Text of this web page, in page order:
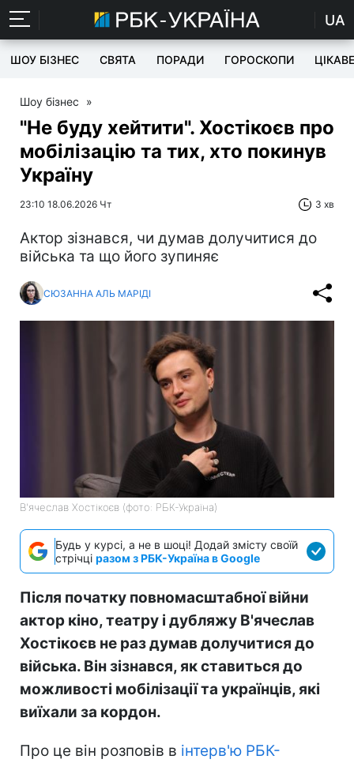
UA
ШОУ БІЗНЕС СВЯТА ПОРАДИ ГОРОСКОПИ ЦІКАВЕ
Шоу бізнес »
"Не буду хейтити". Хостікоєв про
мобілізацію та тих, хто покинув
Україну
23:10 18.06.2026 Чт 3 хв
Актор зізнався, чи думав долучитися до
війська та що його зупиняє
СЮЗАННА АЛЬ МАРІДІ
В'ячеслав Хостікоєв (фото: РБК-Україна)
Будь у курсі, а не в шоці! Додай змісту своїй
стрічці разом з РБК-Україна в Google
Після початку повномасштабної війни
актор кіно, театру і дубляжу В'ячеслав
Хостікоєв не раз думав долучитися до
війська. Він зізнався, як ставиться до
можливості мобілізації та українців, які
виїхали за кордон.
Про це він розповів в інтерв'ю РБК-